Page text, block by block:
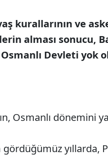
kurallarının ve
alması sonucu,
Osmanlı Devleti yok
Osmanlı dönemini
gördüğümüz yıllarda,